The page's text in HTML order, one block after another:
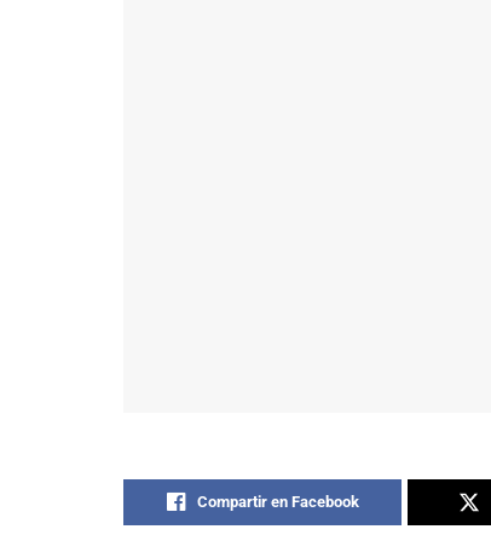
Compartir en Facebook